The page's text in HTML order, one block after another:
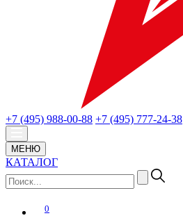
+7 (495) 988-00-88 +7 (495) 777-24-38
МЕНЮ
КАТАЛОГ
0